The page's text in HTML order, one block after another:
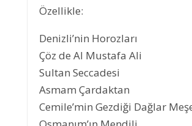
Özellikle:
Denizli’nin Horozları
Çöz de Al Mustafa Ali
Sultan Seccadesi
Asmam Çardaktan
Cemile’min Gezdiği Dağlar